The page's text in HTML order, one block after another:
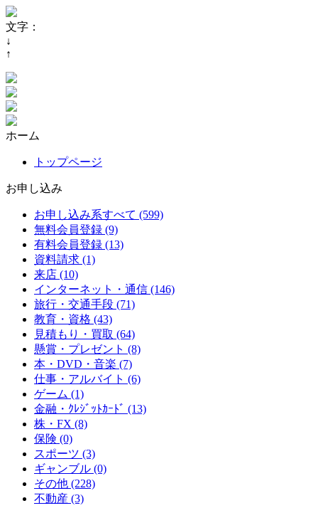
文字：
↓
↑
ホーム
トップページ
お申し込み
お申し込み系すべて (599)
無料会員登録 (9)
有料会員登録 (13)
資料請求 (1)
来店 (10)
インターネット・通信 (146)
旅行・交通手段 (71)
教育・資格 (43)
見積もり・買取 (64)
懸賞・プレゼント (8)
本・DVD・音楽 (7)
仕事・アルバイト (6)
ゲーム (1)
金融・ｸﾚｼﾞｯﾄｶｰﾄﾞ (13)
株・FX (8)
保険 (0)
スポーツ (3)
ギャンブル (0)
その他 (228)
不動産 (3)